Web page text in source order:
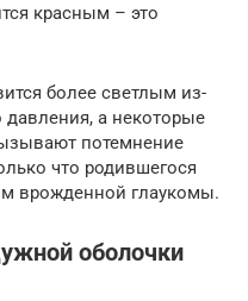
красным – это
более светлым из-
а некоторые
потемнение
что родившегося
врожденной глаукомы.
оболочки